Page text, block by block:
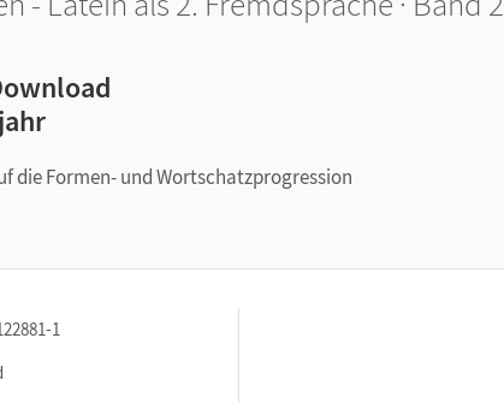
die Formen- und Wortschatzprogression
1